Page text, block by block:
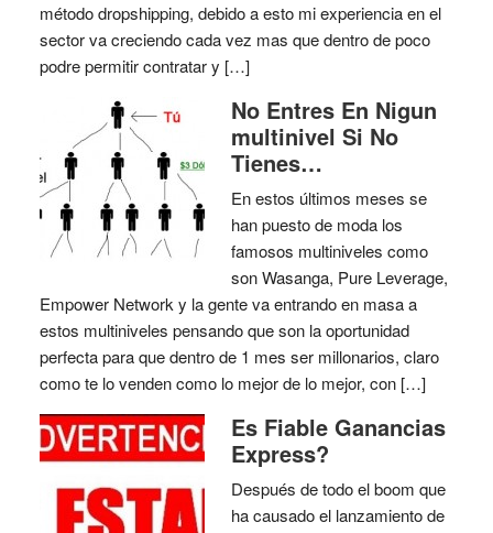
método dropshipping, debido a esto mi experiencia en el
sector va creciendo cada vez mas que dentro de poco
podre permitir contratar y […]
No Entres En Nigun
multinivel Si No
Tienes…
En estos últimos meses se
han puesto de moda los
famosos multiniveles como
son Wasanga, Pure Leverage,
Empower Network y la gente va entrando en masa a
estos multiniveles pensando que son la oportunidad
perfecta para que dentro de 1 mes ser millonarios, claro
como te lo venden como lo mejor de lo mejor, con […]
Es Fiable Ganancias
Express?
Después de todo el boom que
ha causado el lanzamiento de